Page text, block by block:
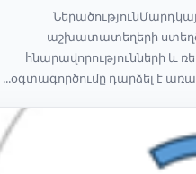
աշխատատեղերի
հնարավորությունների և
օգտագործումը դարձել է